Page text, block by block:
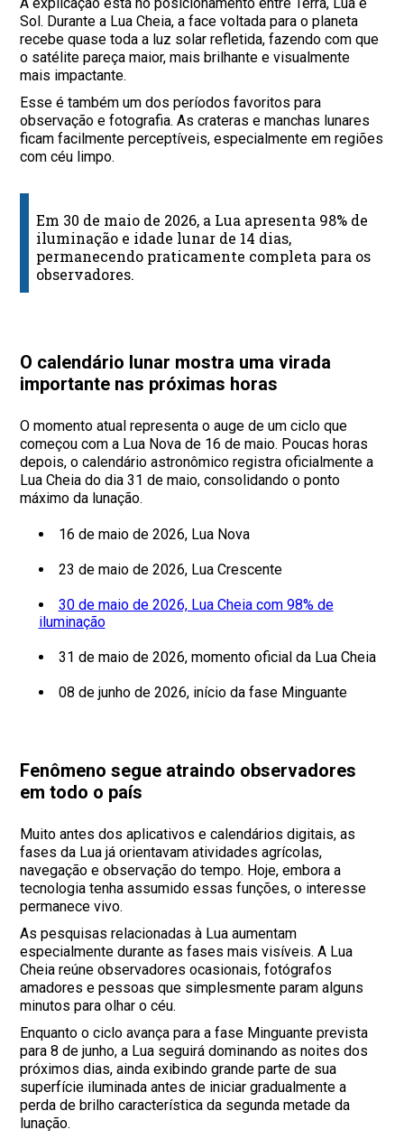
Sol. Durante a Lua Cheia, a face voltada para o planeta
recebe quase toda a luz solar refletida, fazendo com que
o satélite pareça maior, mais brilhante e visualmente
mais impactante.
Esse é também um dos períodos favoritos para
observação e fotografia. As crateras e manchas lunares
ficam facilmente perceptíveis, especialmente em regiões
com céu limpo.
Em 30 de maio de 2026, a Lua apresenta 98% de
iluminação e idade lunar de 14 dias,
permanecendo praticamente completa para os
observadores.
O calendário lunar mostra uma virada
importante nas próximas horas
O momento atual representa o auge de um ciclo que
começou com a Lua Nova de 16 de maio. Poucas horas
depois, o calendário astronômico registra oficialmente a
Lua Cheia do dia 31 de maio, consolidando o ponto
máximo da lunação.
16 de maio de 2026, Lua Nova
23 de maio de 2026, Lua Crescente
30 de maio de 2026, Lua Cheia com 98% de
iluminação
31 de maio de 2026, momento oficial da Lua Cheia
08 de junho de 2026, início da fase Minguante
Fenômeno segue atraindo observadores
em todo o país
Muito antes dos aplicativos e calendários digitais, as
fases da Lua já orientavam atividades agrícolas,
navegação e observação do tempo. Hoje, embora a
tecnologia tenha assumido essas funções, o interesse
permanece vivo.
As pesquisas relacionadas à Lua aumentam
especialmente durante as fases mais visíveis. A Lua
Cheia reúne observadores ocasionais, fotógrafos
amadores e pessoas que simplesmente param alguns
minutos para olhar o céu.
Enquanto o ciclo avança para a fase Minguante prevista
para 8 de junho, a Lua seguirá dominando as noites dos
próximos dias, ainda exibindo grande parte de sua
superfície iluminada antes de iniciar gradualmente a
perda de brilho característica da segunda metade da
lunação.